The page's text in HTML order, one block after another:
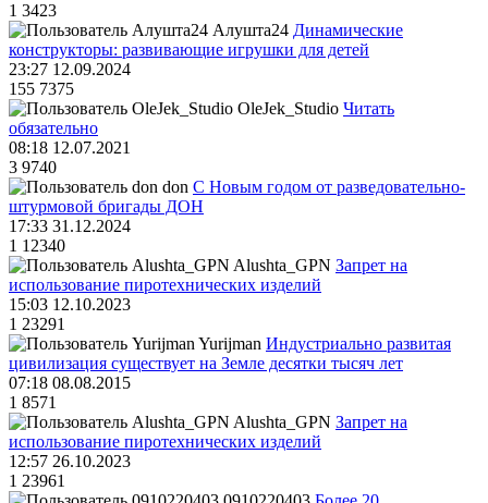
1 3423
Алушта24 Динамические
конструкторы: развивающие игрушки для детей
23:27 12.09.2024
155 7375
OleJek_Studio Читать
обязательно
08:18 12.07.2021
3 9740
don С Новым годом от разведовательно-
штурмовой бригады ДОН
17:33 31.12.2024
1 12340
Alushta_GPN Запрет на
использование пиротехнических изделий
15:03 12.10.2023
1 23291
Yurijman Индустриально развитая
цивилизация существует на Земле десятки тысяч лет
07:18 08.08.2015
1 8571
Alushta_GPN Запрет на
использование пиротехнических изделий
12:57 26.10.2023
1 23961